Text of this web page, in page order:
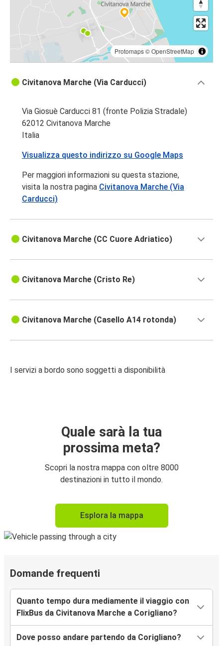
Protomaps©OpenStreetMap
Civitanova Marche (Via Carducci)
Via Giosuè Carducci 81 (fronte Polizia Stradale)
62012 Civitanova Marche
Italia
Visualizza questo indirizzo su Google Maps
Per maggiori informazioni su questa stazione,
visita la nostra pagina Civitanova Marche (Via
Carducci)
Civitanova Marche (CC Cuore Adriatico)
Civitanova Marche (Cristo Re)
Civitanova Marche (Casello A14 rotonda)
I servizi a bordo sono soggetti a disponibilità
Quale sarà la tua
prossima meta?
Scopri la nostra mappa con oltre 8000
destinazioni in tutto il mondo.
Esplora la mappa
Domande frequenti
Quanto tempo dura mediamente il viaggio con
FlixBus da Civitanova Marche a Corigliano?
Dove posso andare partendo da Corigliano?